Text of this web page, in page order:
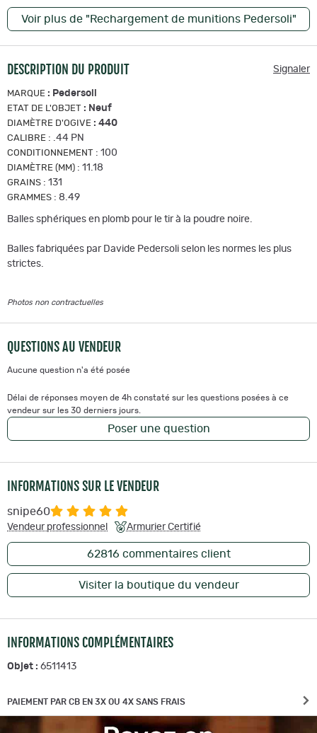
Voir plus de "Rechargement de munitions Pedersoli"
DESCRIPTION DU PRODUIT Signaler
MARQUE : Pedersoli
ETAT DE L'OBJET : Neuf
DIAMÈTRE D'OGIVE : 440
CALIBRE : .44 PN
CONDITIONNEMENT : 100
DIAMÈTRE (MM) : 11.18
GRAINS : 131
GRAMMES : 8.49
Balles sphériques en plomb pour le tir à la poudre noire.
Balles fabriquées par Davide Pedersoli selon les normes les plus
strictes.
Photos non contractuelles
QUESTIONS AU VENDEUR
Aucune question n'a été posée
Délai de réponses moyen de 4h constaté sur les questions posées à ce
vendeur sur les 30 derniers jours.
Poser une question
INFORMATIONS SUR LE VENDEUR
snipe60
Vendeur professionnel Armurier Certifié
62816 commentaires client
Visiter la boutique du vendeur
INFORMATIONS COMPLÉMENTAIRES
Objet : 6511413
PAIEMENT PAR CB EN 3X OU 4X SANS FRAIS